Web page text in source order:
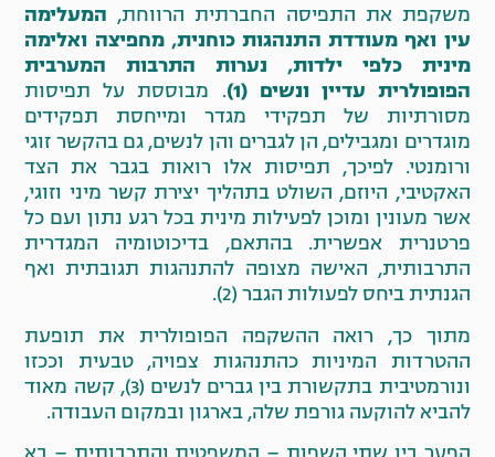
משקפת את התפיסה החברתית הרווחת,המעלימה
עין ואף מעודדת התנהגות כוחנית, מחפיצה ואלימה
מינית כלפי ילדות, נערות התרבות המערבית
הפופולרית עדיין ונשים (1) . מבוססת על תפיסות
מסורתיות של תפקידי מגדר ומייחסת תפקידים
מוגדרים ומגבילים, הן לגברים והן לנשים, גם בהקשר זוגי
ורומנטי. לפיכך, תפיסות אלו רואות בגבר את הצד
האקטיבי, היוזם, השולט בתהליך יצירת קשר מיני וזוגי,
אשר מעונין ומוכן לפעילות מינית בכל רגע נתון ועם כל
פרטנרית אפשרית. בהתאם, בדיכוטומיה המגדרית
התרבותית, האישה מצופה להתנהגות תגובתית ואף
הגנתית ביחס לפעולות הגבר (2).
מתוך כך, רואה ההשקפה הפופולרית את תופעת
ההטרדות המיניות כהתנהגות צפויה, טבעית וככזו
ונורמטיבית בתקשורת בין גברים לנשים (3), קשה מאוד
להביא להוקעה גורפת שלה, בארגון ובמקום העבודה.